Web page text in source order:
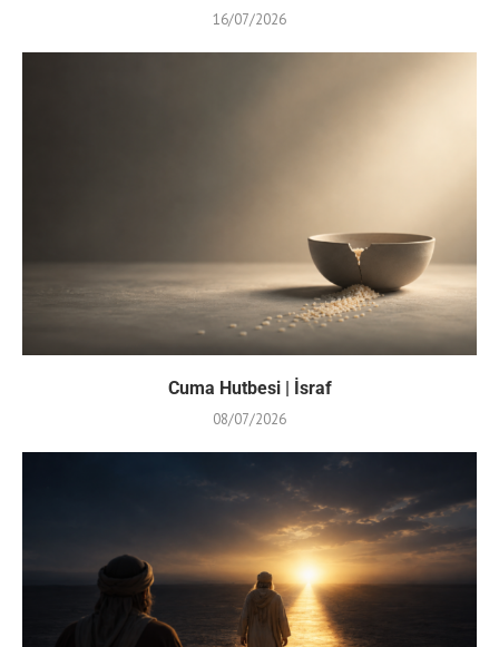
16/07/2026
Cuma Hutbesi | İsraf
08/07/2026